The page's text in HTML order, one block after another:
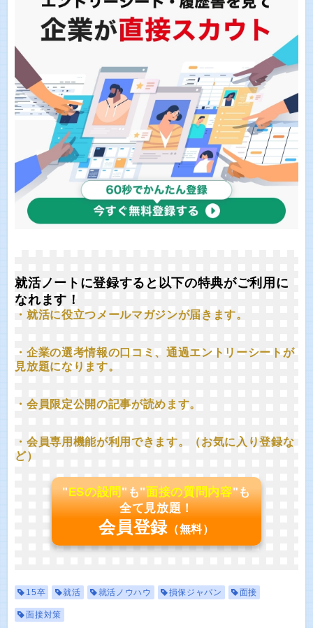
就活ノートに登録すると以下の特典がご利用に
なれます！
・就活に役立つメールマガジンが届きます。
・企業の選考情報の口コミ、通過エントリーシートが
見放題になります。
・会員限定公開の記事が読めます。
・会員専用機能が利用できます。（お気に入り登録な
ど）
"ESの設問"も"面接の質問内容"も
全て見放題！
会員登録 （無料）
15卒 就活 就活ノウハウ 損保ジャパン 面接
面接対策